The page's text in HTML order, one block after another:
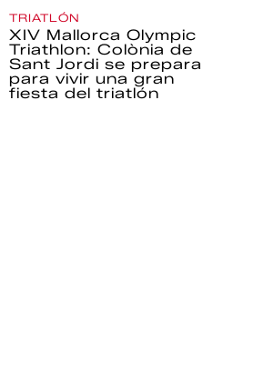
TRIATLÓN
XIV Mallorca Olympic
Triathlon: Colònia de
Sant Jordi se prepara
para vivir una gran
fiesta del triatlón